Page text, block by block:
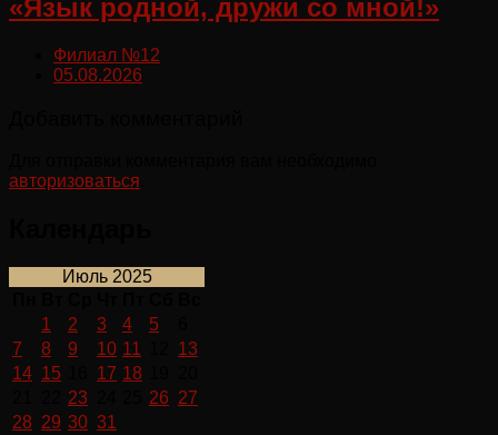
«Язык родной, дружи со мной!»
Филиал №12
05.08.2026
авторизоваться
Июль 2025
1
2 3 4 5
7
8 9 10 11
13
14 15 17 18
23 26 27
28 29 30 31